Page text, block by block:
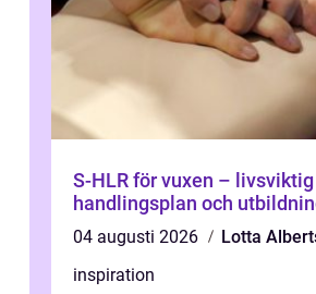
S-HLR för vuxen – livsviktig
handlingsplan och
04 augusti 2026
Lotta
inspiration